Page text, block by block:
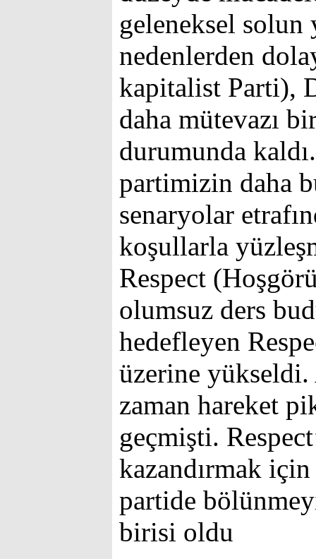
geleneksel solun
nedenlerden
kapitalist Parti),
daha mütevazı
durumunda
partimizin daha
senaryolar
koşullarla
Respect
olumsuz ders
hedefleyen
üzerine
zaman hareket
geçmişti.
kazandırmak
partide
birisi oldu